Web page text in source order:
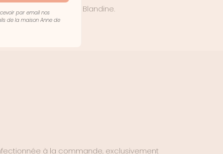
savoir-faire de Blandine.
à la commande, exclusivement
par email nos
de la maison Anne de